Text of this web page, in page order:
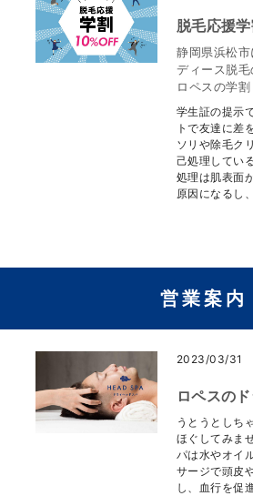
脱毛応援学
静岡県浜松
ディース脱
ロペスの学割
学生証の提示
トで友達に差
ソリや除毛ク
己処理してい
処理は肌表面
原因になるし
営業案内
2023/03/31
ロペスの
うとうとしち
ほぐしてみま
パは水やオイ
サージで頭皮
し、血行を促